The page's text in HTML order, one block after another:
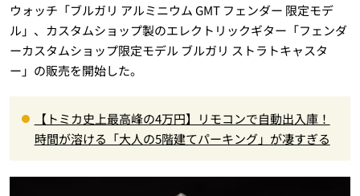
ウォッチ「ブルガリ アルミニウム GMT フェンダー 限定モデ
ル」、カスタムショップ製のエレクトリックギター「フェンダ
ーカスタムショップ限定モデル ブルガリ ストラトキャスタ
ー」の販売を開始した。
【トミカ史上最高峰の4万円】リモコンで自動出入庫！
時間が溶ける「大人の5階建てパーキング」が凄すぎる